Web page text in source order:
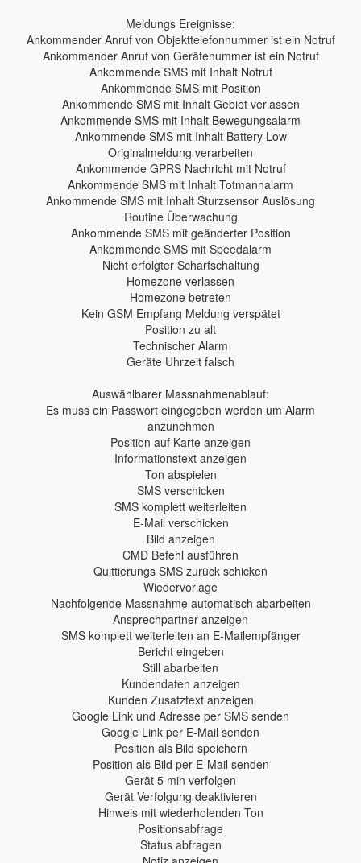
Meldungs Ereignisse:
Ankommender Anruf von Objekttelefonnummer ist ein Notruf
Ankommender Anruf von Gerätenummer ist ein Notruf
Ankommende SMS mit Inhalt Notruf
Ankommende SMS mit Position
Ankommende SMS mit Inhalt Gebiet verlassen
Ankommende SMS mit Inhalt Bewegungsalarm
Ankommende SMS mit Inhalt Battery Low
Originalmeldung verarbeiten
Ankommende GPRS Nachricht mit Notruf
Ankommende SMS mit Inhalt Totmannalarm
Ankommende SMS mit Inhalt Sturzsensor Auslösung
Routine Überwachung
Ankommende SMS mit geänderter Position
Ankommende SMS mit Speedalarm
Nicht erfolgter Scharfschaltung
Homezone verlassen
Homezone betreten
Kein GSM Empfang Meldung verspätet
Position zu alt
Technischer Alarm
Geräte Uhrzeit falsch
Auswählbarer Massnahmenablauf:
Es muss ein Passwort eingegeben werden um Alarm
anzunehmen
Position auf Karte anzeigen
Informationstext anzeigen
Ton abspielen
SMS verschicken
SMS komplett weiterleiten
E-Mail verschicken
Bild anzeigen
CMD Befehl ausführen
Quittierungs SMS zurück schicken
Wiedervorlage
Nachfolgende Massnahme automatisch abarbeiten
Ansprechpartner anzeigen
SMS komplett weiterleiten an E-Mailempfänger
Bericht eingeben
Still abarbeiten
Kundendaten anzeigen
Kunden Zusatztext anzeigen
Google Link und Adresse per SMS senden
Google Link per E-Mail senden
Position als Bild speichern
Position als Bild per E-Mail senden
Gerät 5 min verfolgen
Gerät Verfolgung deaktivieren
Hinweis mit wiederholenden Ton
Positionsabfrage
Status abfragen